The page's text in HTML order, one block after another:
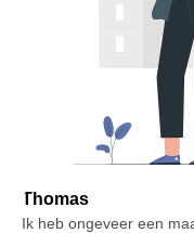
Thomas
Ik heb ongeveer een